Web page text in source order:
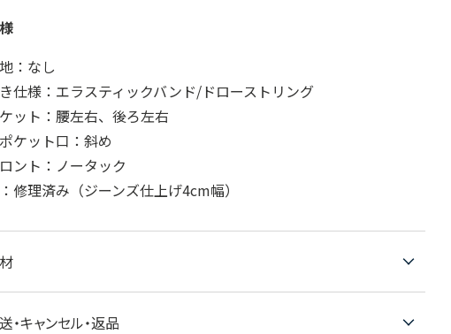
：なし
仕様：エラスティックバンド/ドローストリング
ット：腰左右、後ろ左右
ケット口：斜め
ント：ノータック
修理済み（ジーンズ仕上げ4cm幅）
・キャンセル・返品